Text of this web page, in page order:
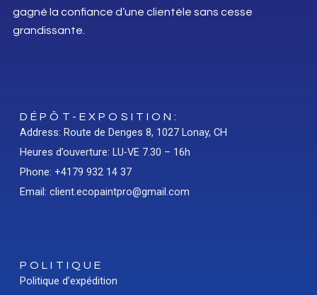
gagné la confiance d’une clientèle sans cesse
grandissante.
DÉPÔT-EXPOSITION:
Address: Route de Denges 8, 1027 Lonay, CH
Heures d’ouverture: LU-VE 7.30 – 16h
Phone: +4179 932 14 37
Email: client.ecopaintpro@gmail.com
POLITIQUE
Politique d’expédition